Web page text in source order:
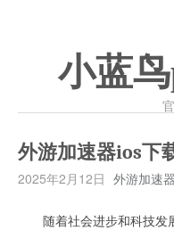
小蓝
外游加速器ios下
2025年2月12日 外游加速器
随着社会进步和科技发展